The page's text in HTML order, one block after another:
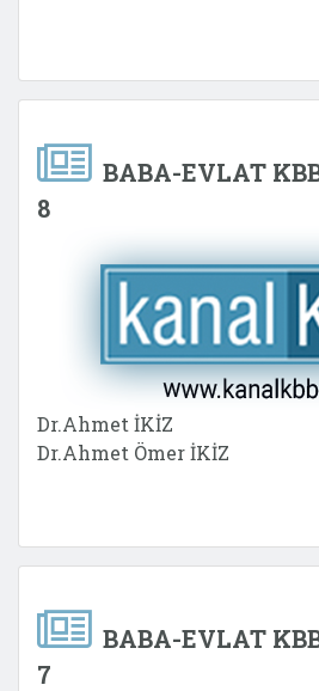
BABA-EVLAT
8
Dr.Ahmet İKİZ
Dr.Ahmet Ömer İKİZ
BABA-EVLAT
7